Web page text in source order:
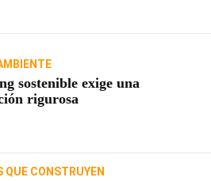
sostenible exige una
rigurosa
QUE CONSTRUYEN